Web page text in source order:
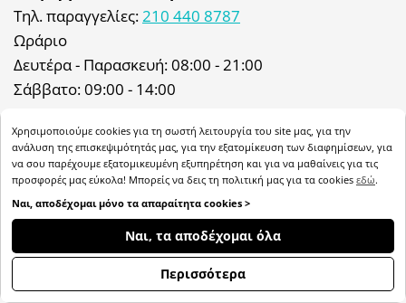
Τηλ. παραγγελίες:210 440 8787
Ωράριο
Δευτέρα - Παρασκευή: 08:00 - 21:00
Σάββατο: 09:00 - 14:00
Φαρμακείο: Δευτέρα - Παρασκευή: 08:00 - 21:00
Σάββατο: 09:00 - 14:00 & 17:00 - 21:00
My Megastore: 8:30 - 19:00 Σάββατο 9:30 - 17:30
Ιωάννου Μεταξά 47, 57003, Αγ. Αθανάσιος,
Email:info@pharmacymegastore.gr
Χρησιμοποιούμε cookies για τη σωστή λειτουργία του site μας, για την
ανάλυση της επισκεψιμότητάς μας, για την εξατομίκευση των διαφημίσεων, για
να σου παρέχουμε εξατομικευμένη εξυπηρέτηση και για να μαθαίνεις για τις
προσφορές μας εύκολα! Μπορείς να δεις τη πολιτική μας για τα cookies εδώ.
Ναι, αποδέχομαι μόνο τα απαραίτητα cookies >
Ναι, τα αποδέχομαι όλα
Περισσότερα